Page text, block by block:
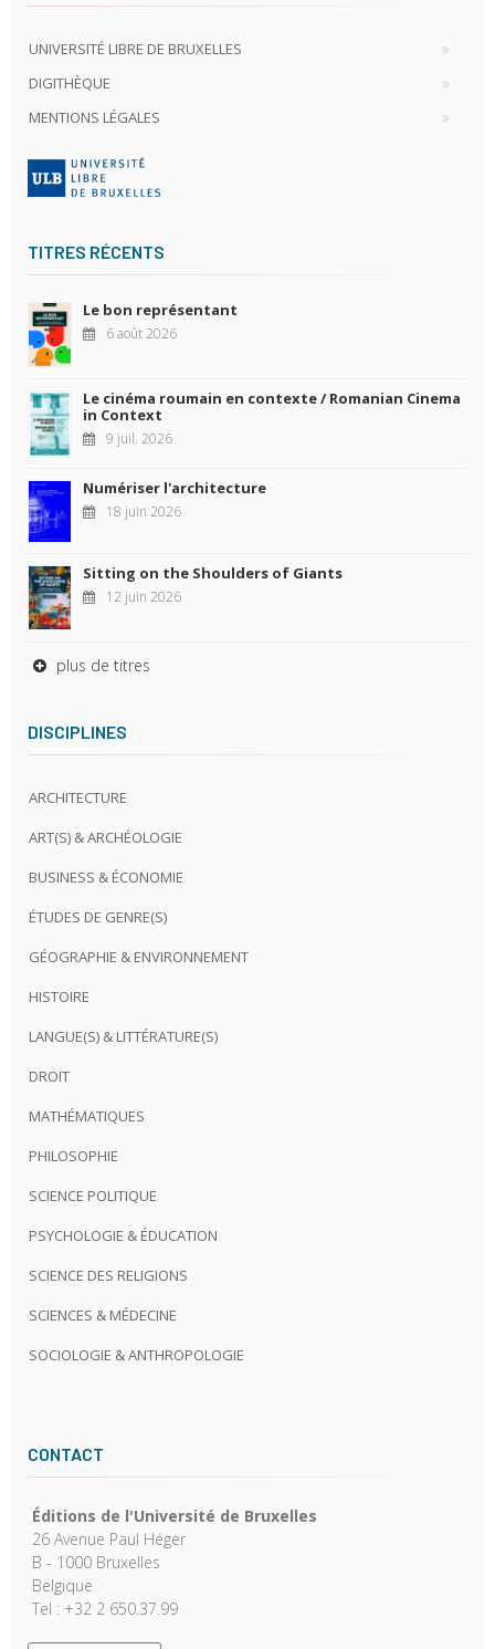
UNIVERSITÉ LIBRE DE BRUXELLES
DIGITHÈQUE
MENTIONS LÉGALES
TITRES RÉCENTS
Le bon représentant
6 août 2026
Le cinéma roumain en contexte / Romanian Cinema
in Context
9 juil. 2026
Numériser l'architecture
18 juin 2026
Sitting on the Shoulders of Giants
12 juin 2026
plus de titres
DISCIPLINES
ARCHITECTURE
ART(S) & ARCHÉOLOGIE
BUSINESS & ÉCONOMIE
ÉTUDES DE GENRE(S)
GÉOGRAPHIE & ENVIRONNEMENT
HISTOIRE
LANGUE(S) & LITTÉRATURE(S)
DROIT
MATHÉMATIQUES
PHILOSOPHIE
SCIENCE POLITIQUE
PSYCHOLOGIE & ÉDUCATION
SCIENCE DES RELIGIONS
SCIENCES & MÉDECINE
SOCIOLOGIE & ANTHROPOLOGIE
CONTACT
Éditions de l'Université de Bruxelles
26 Avenue Paul Héger
B - 1000 Bruxelles
Belgique
Tel : +32 2 650.37.99